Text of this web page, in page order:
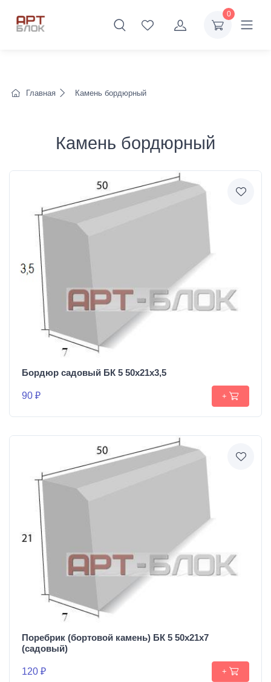
0
Главная Камень бордюрный
Камень бордюрный
Бордюр садовый БК 5 50х21х3,5
90 ₽ +
Поребрик (бортовой камень) БК 5 50х21х7
(садовый)
120 ₽ +